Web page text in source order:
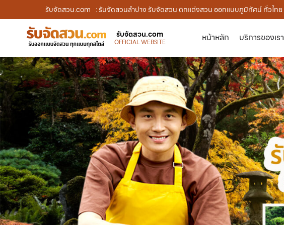
รับจัดสวน.com : รับจัดสวนลำปาง รับจัดสวน ตกแต่งสวน ออกแบบภูมิทัศน์ ทั่วไทย
รับจัดสวน.com
OFFICIAL WEBSITE หน้าหลัก บริการของเรา